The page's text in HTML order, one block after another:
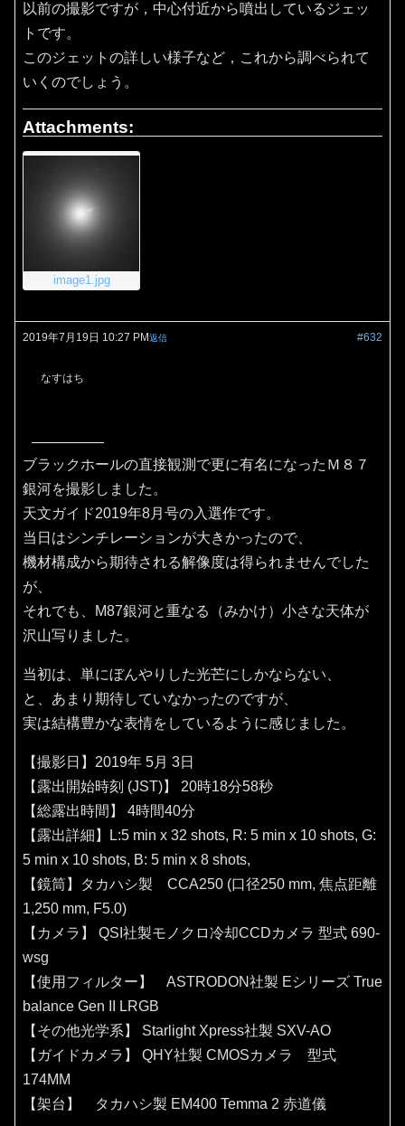
以前の撮影ですが，中心付近から噴出しているジェッ
トです。
このジェットの詳しい様子など，これから調べられて
いくのでしょう。
Attachments:
image1.jpg
2019年7月19日 10:27 PM #632
返信
なすはち
ブラックホールの直接観測で更に有名になったＭ８７
銀河を撮影しました。
天文ガイド2019年8月号の入選作です。
当日はシンチレーションが大きかったので、
機材構成から期待される解像度は得られませんでした
が、
それでも、M87銀河と重なる（みかけ）小さな天体が
沢山写りました。
当初は、単にぼんやりした光芒にしかならない、
と、あまり期待していなかったのですが、
実は結構豊かな表情をしているように感じました。
【撮影日】2019年 5月 3日
【露出開始時刻 (JST)】 20時18分58秒
【総露出時間】 4時間40分
【露出詳細】L:5 min x 32 shots, R: 5 min x 10 shots, G:
5 min x 10 shots, B: 5 min x 8 shots,
【鏡筒】タカハシ製 CCA250 (口径250 mm, 焦点距離
1,250 mm, F5.0)
【カメラ】 QSI社製モノクロ冷却CCDカメラ 型式 690-
wsg
【使用フィルター】 ASTRODON社製 Eシリーズ True
balance Gen II LRGB
【その他光学系】 Starlight Xpress社製 SXV-AO
【ガイドカメラ】 QHY社製 CMOSカメラ 型式
174MM
【架台】 タカハシ製 EM400 Temma 2 赤道儀